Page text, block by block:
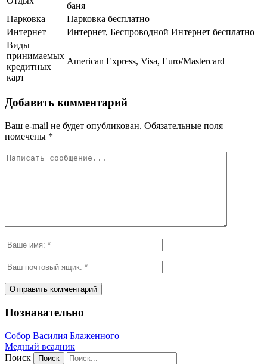
баня
Парковка
Парковка бесплатно
Интернет
Интернет, Беспроводной Интернет бесплатно
Виды
принимаемых
кредитных
карт
American Express, Visa, Euro/Mastercard
Добавить комментарий
Ваш e-mail не будет опубликован. Обязательные поля
помечены *
Познавательно
Собор Василия Блаженного
Медный всадник
Поиск